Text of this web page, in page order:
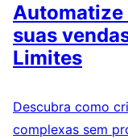
Automatize
suas
Limites
Descubra como
complexas sem